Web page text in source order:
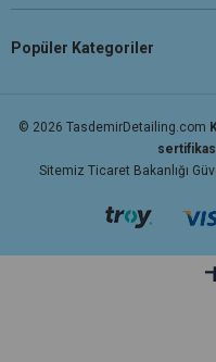
Popüler Kategoriler
© 2026 TasdemirDetailing.com
Sitemiz Ticaret Bakanlığı